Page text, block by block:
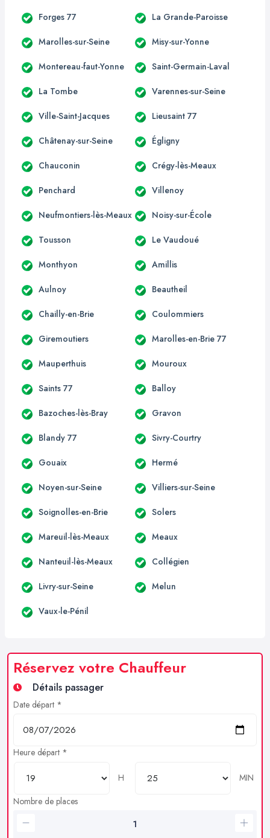
Forges 77 La Grande-Paroisse
Marolles-sur-Seine Misy-sur-Yonne
Montereau-faut-Yonne Saint-Germain-Laval
La Tombe Varennes-sur-Seine
Ville-Saint-Jacques Lieusaint 77
Châtenay-sur-Seine Égligny
Chauconin Crégy-lès-Meaux
Penchard Villenoy
Neufmontiers-lès-Meaux Noisy-sur-École
Tousson Le Vaudoué
Monthyon Amillis
Aulnoy Beautheil
Chailly-en-Brie Coulommiers
Giremoutiers Marolles-en-Brie 77
Mauperthuis Mouroux
Saints 77 Balloy
Bazoches-lès-Bray Gravon
Blandy 77 Sivry-Courtry
Gouaix Hermé
Noyen-sur-Seine Villiers-sur-Seine
Soignolles-en-Brie Solers
Mareuil-lès-Meaux Meaux
Nanteuil-lès-Meaux Collégien
Livry-sur-Seine Melun
Vaux-le-Pénil
Réservez votre Chauffeur
Détails passager
Date départ *
Heure départ *
H
MIN
Nombre de places